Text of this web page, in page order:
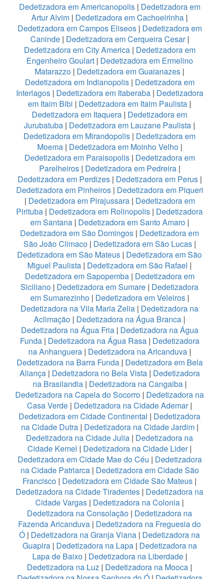
Dedetizadora em Americanopolis | Dedetizadora em
Artur Alvim | Dedetizadora em Cachoeirinha |
Dedetizadora em Campos Eliseos | Dedetizadora em
Caninde| Dedetizadora em Cerqueira Cesar|
Dedetizadora em City America | Dedetizadora em
Engenheiro Goulart | Dedetizadora em Ermelino
Matarazzo | Dedetizadora em Guaianazes |
Dedetizadora em Indianopolis| Dedetizadora em
Interlagos| Dedetizadora em Itaberaba| Dedetizadora
em Itaim Bibi | Dedetizadora em Itaim Paulista |
Dedetizadora em Itaquera | Dedetizadora em
Jurubatuba | Dedetizadora em Lauzane Paulista |
Dedetizadora em Mirandopolis | Dedetizadora em
Moema| Dedetizadora em Moinho Velho |
Dedetizadora em Paraisopolis| Dedetizadora em
Parelheiros| Dedetizadora em Pedreira|
Dedetizadora em Perdizes| Dedetizadora em Perus|
Dedetizadora em Pinheiros| Dedetizadora em Piqueri
| Dedetizadora em Pirajussara| Dedetizadora em
Pirituba | Dedetizadora em Rolinopolis | Dedetizadora
em Santana| Dedetizadora em Santo Amaro|
Dedetizadora em São Domingos | Dedetizadora em
São João Climaco| Dedetizadora em São Lucas|
Dedetizadora em São Mateus | Dedetizadora em São
Miguel Paulista | Dedetizadora em São Rafael |
Dedetizadora em Sapopemba | Dedetizadora em
Siciliano | Dedetizadora em Sumare | Dedetizadora
em Sumarezinho| Dedetizadora em Veleiros|
Dedetizadora na Vila Maria Zelia | Dedetizadora na
Aclimação | Dedetizadora na Água Branca |
Dedetizadora na Água Fria| Dedetizadora na Água
Funda| Dedetizadora na Água Rasa | Dedetizadora
na Anhanguera| Dedetizadora na Aricanduva|
Dedetizadora na Barra Funda | Dedetizadora em Bela
Aliança | Dedetizadora no Bela Vista| Dedetizadora
na Brasilandia| Dedetizadora na Cangaiba|
Dedetizadora na Capela do Socorro | Dedetizadora na
Casa Verde | Dedetizadora na Cidade Ademar|
Dedetizadora em Cidade Continental | Dedetizadora
na Cidade Dutra | Dedetizadora na Cidade Jardim|
Dedetizadora na Cidade Julia | Dedetizadora na
Cidade Kemel | Dedetizadora na Cidade Lider|
Dedetizadora em Cidade Mae do Céu | Dedetizadora
na Cidade Patriarca| Dedetizadora em Cidade São
Francisco | Dedetizadora em Cidade São Mateus |
Dedetizadora na Cidade Tiradentes | Dedetizadora na
Cidade Vargas | Dedetizadora na Colonia |
Dedetizadora na Consolação | Dedetizadora na
Fazenda Aricanduva | Dedetizadora na Freguesia do
Ó | Dedetizadora na Granja Viana | Dedetizadora na
Guapira| Dedetizadora na Lapa| Dedetizadora na
Lapa de Baixo | Dedetizadora na Liberdade |
Dedetizadora na Luz | Dedetizadora na Mooca |